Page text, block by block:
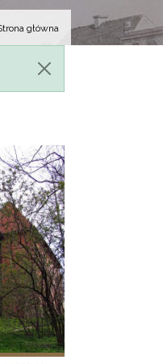
główna